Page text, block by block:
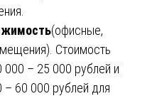
(офисные,
Стоимость
000 – 25 000 рублей и
– 60 000 рублей для